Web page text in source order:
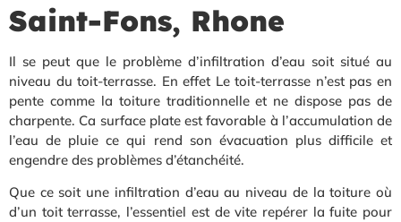
Saint-Fons, Rhone
Il se peut que le problème d’infiltration d’eau soit situé au
niveau du toit-terrasse. En effet Le toit-terrasse n’est pas en
pente comme la toiture traditionnelle et ne dispose pas de
charpente. Ca surface plate est favorable à l’accumulation de
l’eau de pluie ce qui rend son évacuation plus difficile et
engendre des problèmes d’étanchéité.
Que ce soit une infiltration d’eau au niveau de la toiture où
d’un toit terrasse, l’essentiel est de vite repérer la fuite pour